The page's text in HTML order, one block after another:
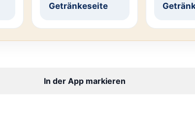
Getränkeseite
In der App markieren